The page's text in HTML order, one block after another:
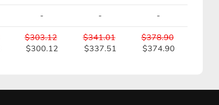
- -
-
$303.12
$300.12
$341.01
$337.51
$378.90
$374.90